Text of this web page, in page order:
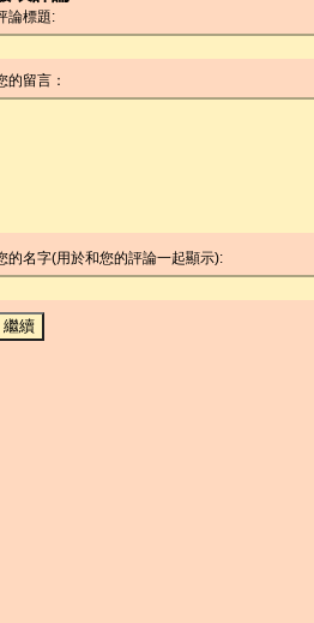
論標題:
的留言：
的名字(用於和您的評論一起顯示):